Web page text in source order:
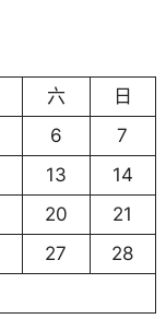
六
日
6
7
13
14
20
21
27
28